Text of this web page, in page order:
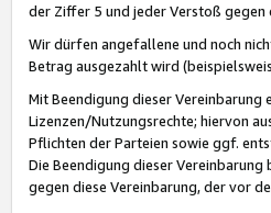
der Ziffer 5 und jeder Verstoß gegen
Wir dürfen angefallene und noch
Betrag ausgezahlt wird
Mit Beendigung dieser Vereinbarung
Lizenzen/Nutzungsrechte; hiervon
Pflichten der Parteien sowie ggf.
Die Beendigung dieser
gegen diese Vereinbarung, der vor